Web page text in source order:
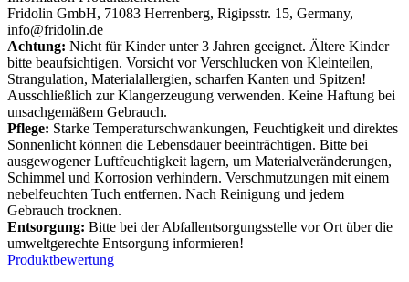
Fridolin GmbH, 71083 Herrenberg, Rigipsstr. 15, Germany,
info@fridolin.de
Achtung: Nicht für Kinder unter 3 Jahren geeignet. Ältere Kinder
bitte beaufsichtigen. Vorsicht vor Verschlucken von Kleinteilen,
Strangulation, Materialallergien, scharfen Kanten und Spitzen!
Ausschließlich zur Klangerzeugung verwenden. Keine Haftung bei
unsachgemäßem Gebrauch.
Pflege: Starke Temperaturschwankungen, Feuchtigkeit und direktes
Sonnenlicht können die Lebensdauer beeinträchtigen. Bitte bei
ausgewogener Luftfeuchtigkeit lagern, um Materialveränderungen,
Schimmel und Korrosion verhindern. Verschmutzungen mit einem
nebelfeuchten Tuch entfernen. Nach Reinigung und jedem
Gebrauch trocknen.
Entsorgung: Bitte bei der Abfallentsorgungsstelle vor Ort über die
umweltgerechte Entsorgung informieren!
Produktbewertung